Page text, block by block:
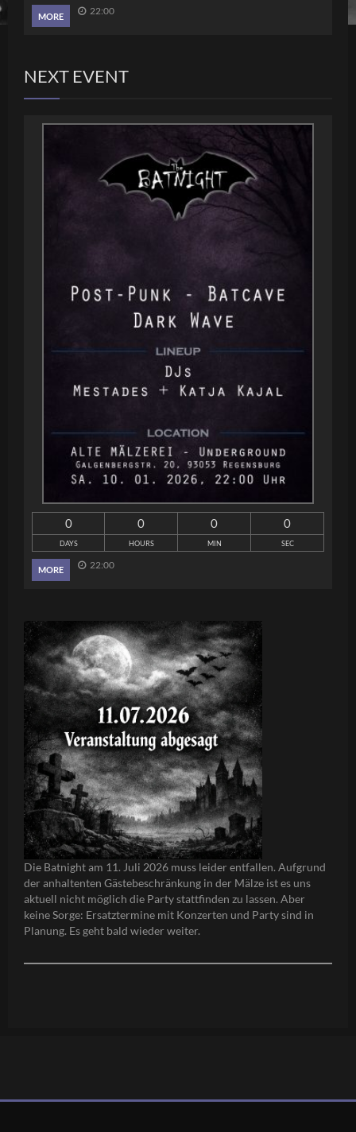
MORE 22:00
NEXT EVENT
0
DAYS
0
HOURS
0
MIN
0
SEC
MORE 22:00
Die Batnight am 11. Juli 2026 muss leider entfallen. Aufgrund
der anhaltenten Gästebeschränkung in der Mälze ist es uns
aktuell nicht möglich die Party stattfinden zu lassen. Aber
keine Sorge: Ersatztermine mit Konzerten und Party sind in
Planung. Es geht bald wieder weiter.